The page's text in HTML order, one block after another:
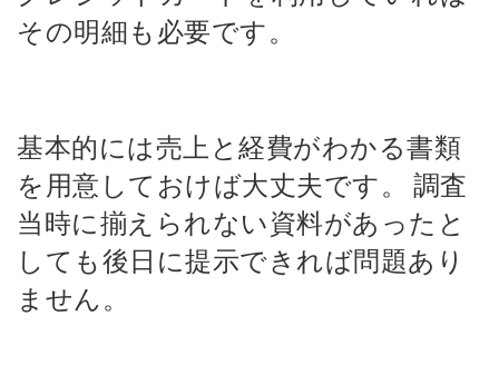
その明細も必要です。
基本的には売上と経費がわかる書類
を用意しておけば大丈夫です。 調査
当時に揃えられない資料があったと
しても後日に提示できれば問題あり
ません。